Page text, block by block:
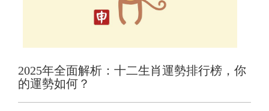
2025年全面解析：十二生肖運勢排行榜，你
的運勢如何？